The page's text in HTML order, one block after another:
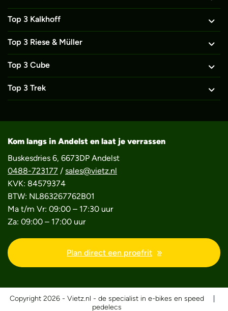
Top 3 Kalkhoff
Top 3 Riese & Müller
Top 3 Cube
Top 3 Trek
Kom langs in Andelst en laat je verrassen
Buskesdries 6, 6673DP Andelst
0488-723177 / sales@vietz.nl
KVK: 84579374
BTW: NL863267762B01
Ma t/m Vr: 09:00 – 17:30 uur
Za: 09:00 – 17:00 uur
Plan direct een proefrit
Copyright 2026 - Vietz.nl - de specialist in e-bikes en speed
pedelecs